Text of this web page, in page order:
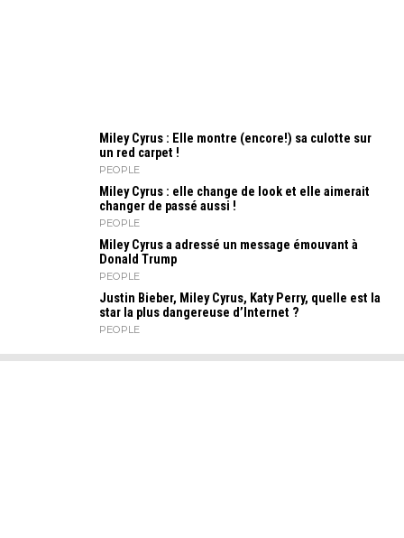
Miley Cyrus : Elle montre (encore!) sa culotte sur
un red carpet !
PEOPLE
Miley Cyrus : elle change de look et elle aimerait
changer de passé aussi !
PEOPLE
Miley Cyrus a adressé un message émouvant à
Donald Trump
PEOPLE
Justin Bieber, Miley Cyrus, Katy Perry, quelle est la
star la plus dangereuse d’Internet ?
PEOPLE